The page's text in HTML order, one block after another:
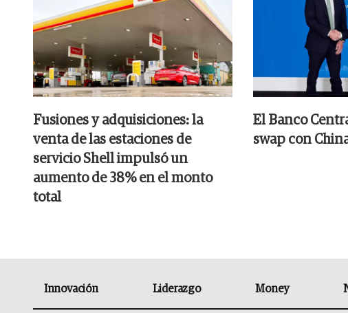
Fusiones y adquisiciones: la
venta de las estaciones de
servicio Shell impulsó un
aumento de 38% en el monto
total
El Banco
swap con
Innovación Liderazgo Money